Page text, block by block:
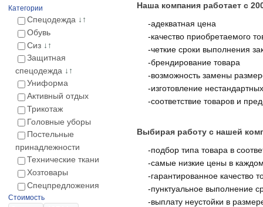
Категории
Спецодежда ↓↑
Обувь
Сиз ↓↑
Защитная
спецодежда ↓↑
Униформа
Активный отдых
Трикотаж
Головные уборы
Постельные
принадлежности
Технические ткани
Хозтовары
Спецпредложения
Стоимость
Наша компания работает с
-адекватная цена
-качество приобретаемого
-четкие сроки выполнения
-брендирование товара
-возможность замены
-изготовление
-соответствие товаров и
Выбирая работу с нашей
-подбор типа товара в
-самые низкие цены в
-гарантированное качество
-пунктуальное выполнение
-выплату неустойки в